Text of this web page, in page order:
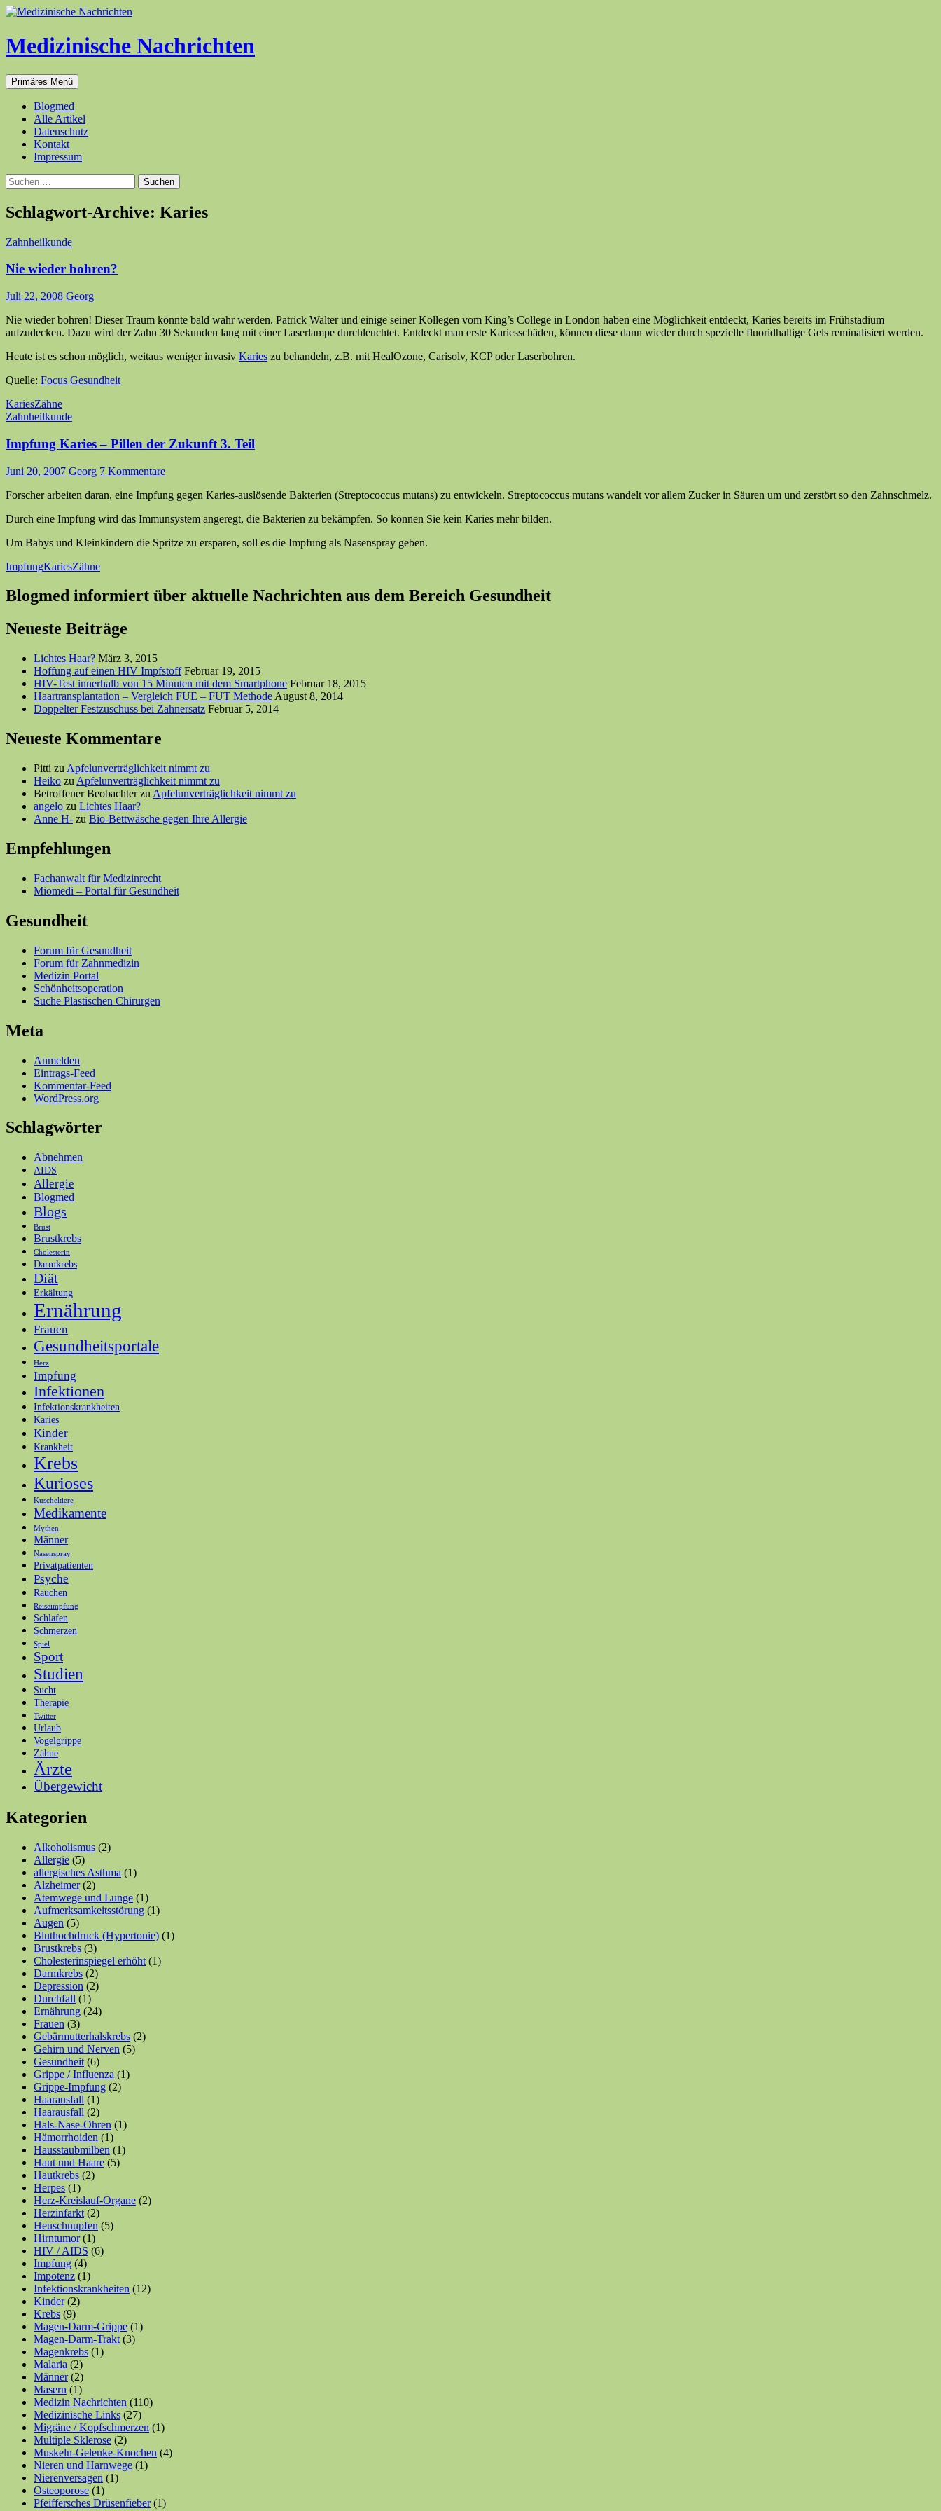
Medizinische Nachrichten
Suchen
Primäres Menü Zum
Inhalt
Blogmed
Alle Artikel
Datenschutz
Kontakt
Impressum
Suchen
nach:
Schlagwort-Archive: Karies
Zahnheilkunde
Nie wieder bohren?
Juli 22, 2008 Georg
Nie wieder bohren! Dieser Traum könnte bald wahr werden. Patrick Walter und einige seiner Kollegen vom King’s College in London haben eine Möglichkeit entdeckt, Karies bereits im Frühstadium
aufzudecken. Dazu wird der Zahn 30 Sekunden lang mit einer Laserlampe durchleuchtet. Entdeckt man erste Kariesschäden, können diese dann wieder durch spezielle fluoridhaltige Gels reminalisiert werden.
Heute ist es schon möglich, weitaus weniger invasiv Karies zu behandeln, z.B. mit HealOzone, Carisolv, KCP oder Laserbohren.
Quelle: Focus Gesundheit
KariesZähne
Zahnheilkunde
Impfung Karies – Pillen der Zukunft 3. Teil
Juni 20, 2007 Georg 7 Kommentare
Forscher arbeiten daran, eine Impfung gegen Karies-auslösende Bakterien (Streptococcus mutans) zu entwickeln. Streptococcus mutans wandelt vor allem Zucker in Säuren um und zerstört so den Zahnschmelz.
Durch eine Impfung wird das Immunsystem angeregt, die Bakterien zu bekämpfen. So können Sie kein Karies mehr bilden.
Um Babys und Kleinkindern die Spritze zu ersparen, soll es die Impfung als Nasenspray geben.
ImpfungKariesZähne
Blogmed informiert über aktuelle Nachrichten aus dem Bereich Gesundheit
Neueste Beiträge
Lichtes Haar? März 3, 2015
Hoffung auf einen HIV Impfstoff Februar 19, 2015
HIV-Test innerhalb von 15 Minuten mit dem Smartphone Februar 18, 2015
Haartransplantation – Vergleich FUE – FUT Methode August 8, 2014
Doppelter Festzuschuss bei Zahnersatz Februar 5, 2014
Neueste Kommentare
Pitti zu Apfelunverträglichkeit nimmt zu
Heiko zu Apfelunverträglichkeit nimmt zu
Betroffener Beobachterzu Apfelunverträglichkeit nimmt zu
angelo zu Lichtes Haar?
Anne H- zu Bio-Bettwäsche gegen Ihre Allergie
Empfehlungen
Fachanwalt für Medizinrecht
Miomedi – Portal für Gesundheit
Gesundheit
Forum für Gesundheit
Forum für Zahnmedizin
Medizin Portal
Schönheitsoperation
Suche Plastischen Chirurgen
Meta
Anmelden
Eintrags-Feed
Kommentar-Feed
WordPress.org
Schlagwörter
Abnehmen
AIDS
Allergie
Blogmed
Blogs
Brust
Brustkrebs
Cholesterin
Darmkrebs
Diät
Erkältung
Ernährung
Frauen
Gesundheitsportale
Herz
Impfung
Infektionen
Infektionskrankheiten
Karies
Kinder
Krankheit
Krebs
Kurioses
Kuscheltiere
Medikamente
Mythen
Männer
Nasenspray
Privatpatienten
Psyche
Rauchen
Reiseimpfung
Schlafen
Schmerzen
Spiel
Sport
Studien
Sucht
Therapie
Twitter
Urlaub
Vogelgrippe
Zähne
Ärzte
Übergewicht
Kategorien
Alkoholismus (2)
Allergie (5)
allergisches Asthma (1)
Alzheimer(2)
Atemwege und Lunge (1)
Aufmerksamkeitsstörung (1)
Augen (5)
Bluthochdruck (Hypertonie) (1)
Brustkrebs (3)
Cholesterinspiegel erhöht (1)
Darmkrebs (2)
Depression (2)
Durchfall (1)
Ernährung (24)
Frauen (3)
Gebärmutterhalskrebs (2)
Gehirn und Nerven (5)
Gesundheit (6)
Grippe / Influenza (1)
Grippe-Impfung (2)
Haarausfall (1)
Haarausfall (2)
Hals-Nase-Ohren (1)
Hämorrhoiden (1)
Hausstaubmilben (1)
Haut und Haare (5)
Hautkrebs (2)
Herpes (1)
Herz-Kreislauf-Organe (2)
Herzinfarkt (2)
Heuschnupfen (5)
Hirntumor(1)
HIV / AIDS (6)
Impfung (4)
Impotenz (1)
Infektionskrankheiten (12)
Kinder(2)
Krebs (9)
Magen-Darm-Grippe (1)
Magen-Darm-Trakt (3)
Magenkrebs (1)
Malaria (2)
Männer(2)
Masern (1)
Medizin Nachrichten (110)
Medizinische Links (27)
Migräne / Kopfschmerzen (1)
Multiple Sklerose (2)
Muskeln-Gelenke-Knochen (4)
Nieren und Harnwege (1)
Nierenversagen (1)
Osteoporose (1)
Pfeiffersches Drüsenfieber(1)